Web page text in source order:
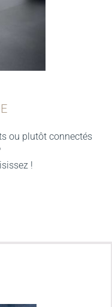
ou plutôt connectés
!